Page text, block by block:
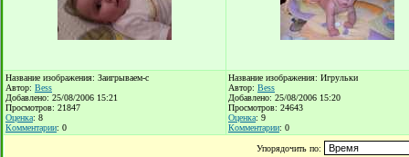
Название изображения: Заигрываем-с
Автор: Bess
Добавлено: 25/08/2006 15:21
Просмотров: 21847
Оценка: 8
Комментарии: 0
Название изображения: Игрульки
Автор: Bess
Добавлено: 25/08/2006 15:20
Просмотров: 24643
Оценка: 9
Комментарии: 0
Упорядочить по: